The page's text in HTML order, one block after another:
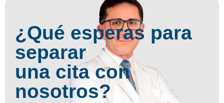
¿Qué esperas para
separar
una cita con
nosotros?